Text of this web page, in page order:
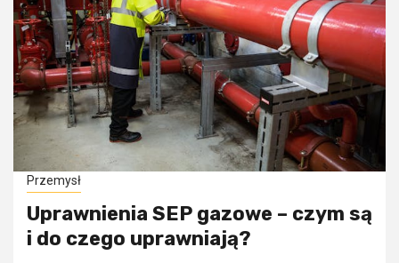
Przemysł
Uprawnienia SEP gazowe – czym są
i do czego uprawniają?